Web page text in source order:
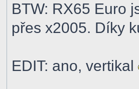
BTW: RX65 Euro
přes x2005. Díky
EDIT: ano, vertikal